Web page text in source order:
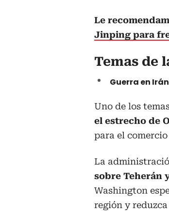
Le
Jinping para
Temas de
Guerra en Irán
Uno de los
el estrecho de
para el
La
sobre Teherán
Washington
región y